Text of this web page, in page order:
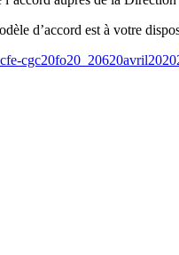
d’accord est à votre